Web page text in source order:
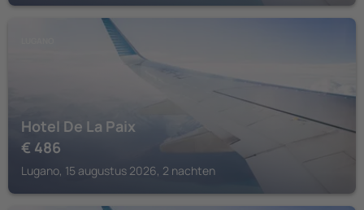
Hotel De La Paix
€ 486
Lugano, 15 augustus 2026, 2 nachten